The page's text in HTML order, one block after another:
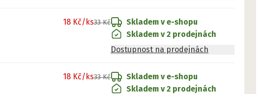
18 Kč/ks33 Kč
Skladem v e-shopu
Skladem v 2 prodejnách
Dostupnost na prodejnách
18 Kč/ks33 Kč
Skladem v e-shopu
Skladem v 2 prodejnách